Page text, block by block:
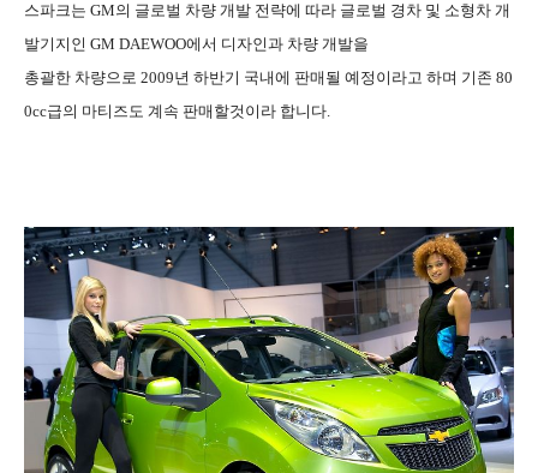
스파크는 GM의 글로벌 차량 개발 전략에 따라 글로벌 경차 및 소형차 개
발기지인 GM DAEWOO에서 디자인과 차량 개발을
총괄한 차량으로 2009년 하반기 국내에 판매될 예정이라고 하며 기존 80
0cc급의 마티즈도 계속 판매할것이라 합니다.